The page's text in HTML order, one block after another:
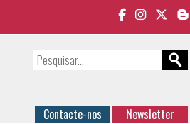
Contacte-nos Newsletter